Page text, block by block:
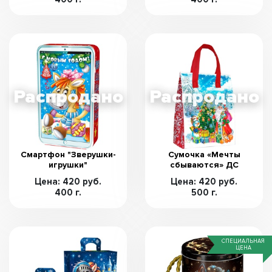
Смартфон "Зверушки-
игрушки"
Цена: 420 руб.
400 г.
Сумочка «Мечты
сбываются» ДС
Цена: 420 руб.
500 г.
СПЕЦИАЛЬНАЯ
ЦЕНА